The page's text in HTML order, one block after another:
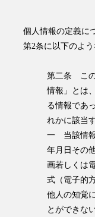
個人情報の定義に
第2条に以下のよ
第二条 この
情報」とは
る情報であ
れかに該当
一 当該情
年月日その
画若しくは
式（電子的
他人の知覚
とができな